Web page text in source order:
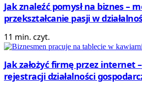
Jak znaleźć pomysł na biznes –
przekształcanie pasji w
11 min. czyt.
Jak założyć firmę przez internet
rejestracji działalności